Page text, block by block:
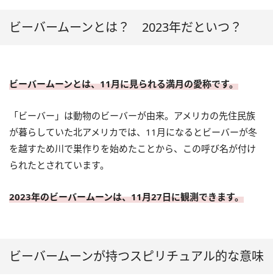
ビーバームーンとは？ 2023年だといつ？
ビーバームーンとは、11月に見られる満月の愛称です。
「ビーバー」は動物のビーバーが由来。アメリカの先住民族
が暮らしていた北アメリカでは、11月になるとビーバーが冬
を越すため川で巣作りを始めたことから、この呼び名が付け
られたとされています。
2023年のビーバームーンは、11月27日に観測できます。
ビーバームーンが持つスピリチュアル的な意味